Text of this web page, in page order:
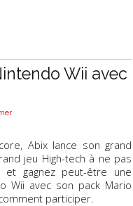
Wii avec
Abix lance son grand
jeu High-tech à ne pas
et gagnez peut-être une
Wii avec son pack Mario
participer.